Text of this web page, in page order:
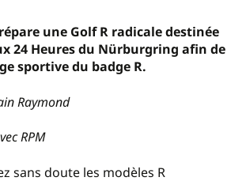
une Golf R radicale destinée
24 Heures du Nürburgring afin de
sportive du badge R.
Raymond
RPM
sans doute les modèles R